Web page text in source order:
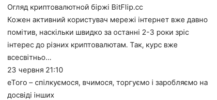
Огляд криптовалютной біржі BitFlip.cc
Кожен активний користувач мережі інтернет вже давно
помітив, наскільки швидко за останні 2-3 роки зріс
інтерес до різних криптовалютам. Так, курс вже
всесвітньо…
23 червня 21:10
eToro – спілкуємося, вчимося, торгуємо і заробляємо на
досвіді інших